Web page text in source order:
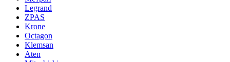
Legrand
ZPAS
Krone
Octagon
Klemsan
Aten